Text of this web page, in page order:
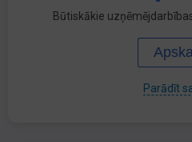
Būtiskākie
Parādīt